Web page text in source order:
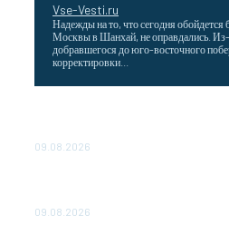
Vse-Vesti.ru
Надежды на то, что сегодня обойдется
Москвы в Шанхай, не оправдались.
добравшегося до юго-восточного
корректировки...
09.08.2026
09.08.2026